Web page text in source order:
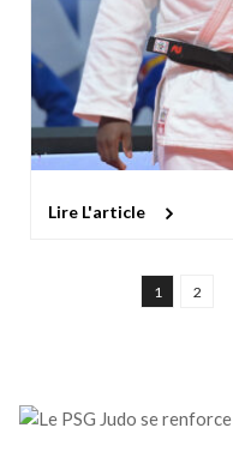
Lire L'article
n
1 2